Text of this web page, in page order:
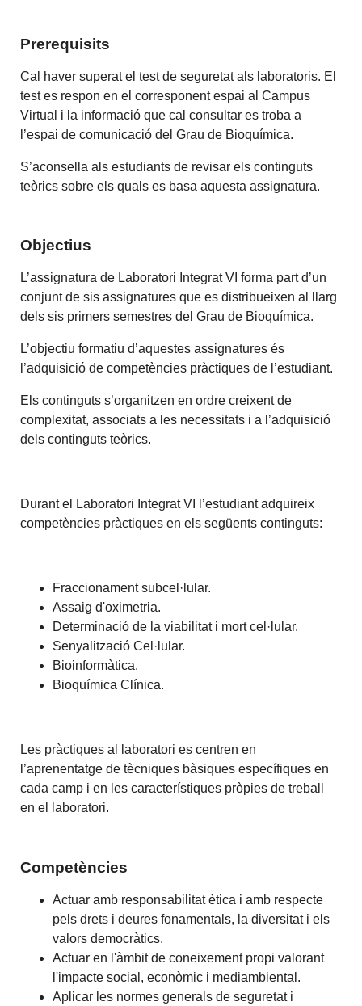
Prerequisits
Cal haver superat el test de seguretat als laboratoris. El
test es respon en el corresponent espai al Campus
Virtual i la informació que cal consultar es troba a
l’espai de comunicació del Grau de Bioquímica.
S’aconsella als estudiants de revisar els continguts
teòrics sobre els quals es basa aquesta assignatura.
Objectius
L’assignatura de Laboratori Integrat VI forma part d’un
conjunt de sis assignatures que es distribueixen al llarg
dels sis primers semestres del Grau de Bioquímica.
L’objectiu formatiu d’aquestes assignatures és
l’adquisició de competències pràctiques de l’estudiant.
Els continguts s’organitzen en ordre creixent de
complexitat, associats a les necessitats i a l’adquisició
dels continguts teòrics.
Durant el Laboratori Integrat VI l’estudiant adquireix
competències pràctiques en els següents continguts:
Fraccionament subcel·lular.
Assaig d'oximetria.
Determinació de la viabilitat i mort cel·lular.
Senyalització Cel·lular.
Bioinformàtica.
Bioquímica Clínica.
Les pràctiques al laboratori es centren en
l’aprenentatge de tècniques bàsiques específiques en
cada camp i en les característiques pròpies de treball
en el laboratori.
Competències
Actuar amb responsabilitat ètica i amb respecte
pels drets i deures fonamentals, la diversitat i els
valors democràtics.
Actuar en l'àmbit de coneixement propi valorant
l'impacte social, econòmic i mediambiental.
Aplicar les normes generals de seguretat i